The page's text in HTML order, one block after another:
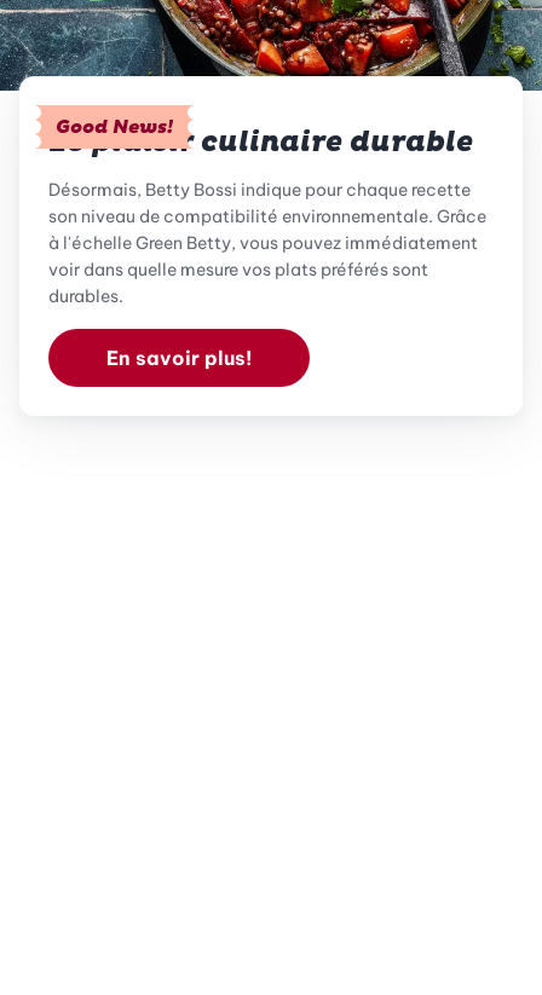
Good News!
Le plaisir culinaire durable
Désormais, Betty Bossi indique pour chaque recette
son niveau de compatibilité environnementale. Grâce
à l'échelle Green Betty, vous pouvez immédiatement
voir dans quelle mesure vos plats préférés sont
durables.
En savoir plus!